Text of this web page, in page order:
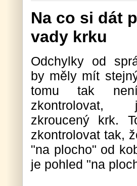
Na co si dát
vady krku
Odchylky od
by měly mít
tomu tak
zkroucený krk.
zkontrolovat tak,
"na plocho" od
je pohled "na